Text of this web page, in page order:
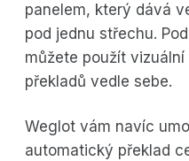
panelem, který dává
pod jednu střechu.
můžete použít
překladů vedle sebe.
Weglot vám navíc
automatický překlad